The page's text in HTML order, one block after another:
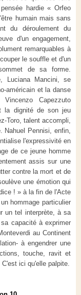
hardie « Orfeo
humain mais sans
du déroulement du
d'un engagement,
remarquables à
le souffle et d'un
de sa forme.
Luciana Mancini, se
américain et la danse
Capezzuto
la dignité de son jeu
Toro, talent accompli,
Nahuel Pennisi, enfin,
l'expressivité en
de ce jeune homme
assis sur une
contre la mort et de
une émotion qui
! » à la fin de l'Acte
hommage particulier
un tel interprète, à sa
capacité à exprimer
au Continent
à engendrer une
touche, ravit et
ici qu'elle palpite.